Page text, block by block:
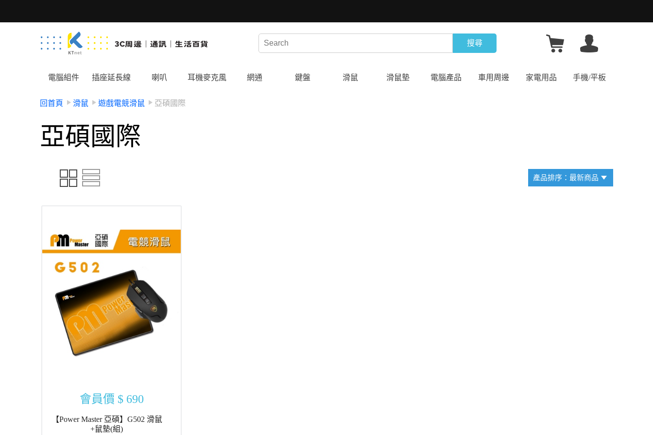
搜尋
電腦組件 插座延長線 喇叭 耳機麥克風 網通 鍵盤 滑鼠 滑鼠墊 電腦產品 車用周邊 家電用品 手機/平板
回首頁 滑鼠 遊戲電競滑鼠 亞碩國際
亞碩國際
產品排序：最新商品
會員價 $ 690
【Power Master 亞碩】G502 滑鼠
+鼠墊(組)